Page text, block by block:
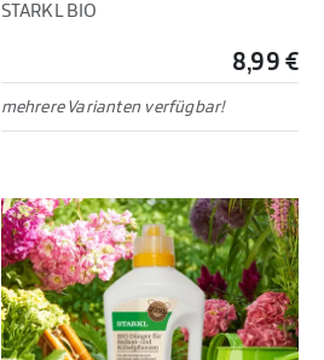
STARKL BIO
8,99 €
mehrere Varianten verfügbar!